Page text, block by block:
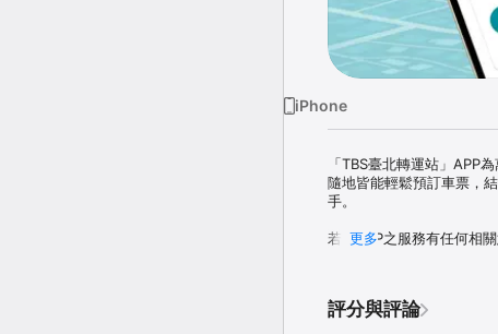
iPhone
「TBS臺北轉運站」APP
隨地皆能輕鬆預訂車票，
手。
若對APP之服務有任何相
＝APP主要特色＝
更多
評分與評論